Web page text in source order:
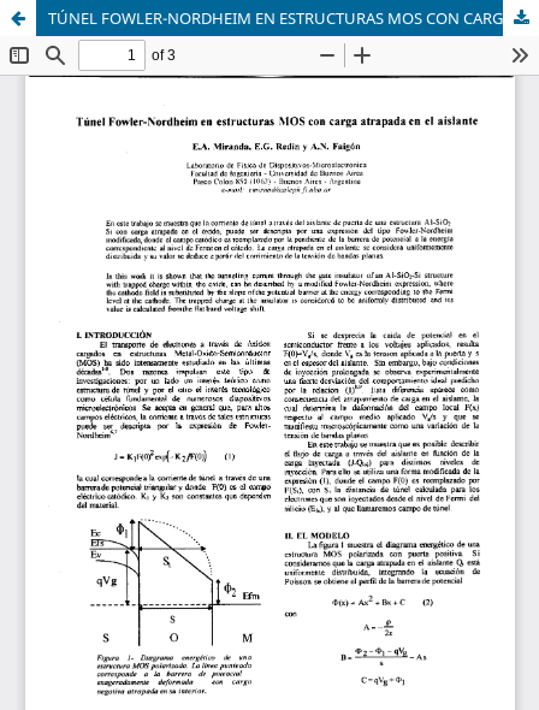
TÚNEL FOWLER-NORDHEIM EN ESTRUCTURAS MOS CON CARGA ATRAPADA EN EL AISLANTE